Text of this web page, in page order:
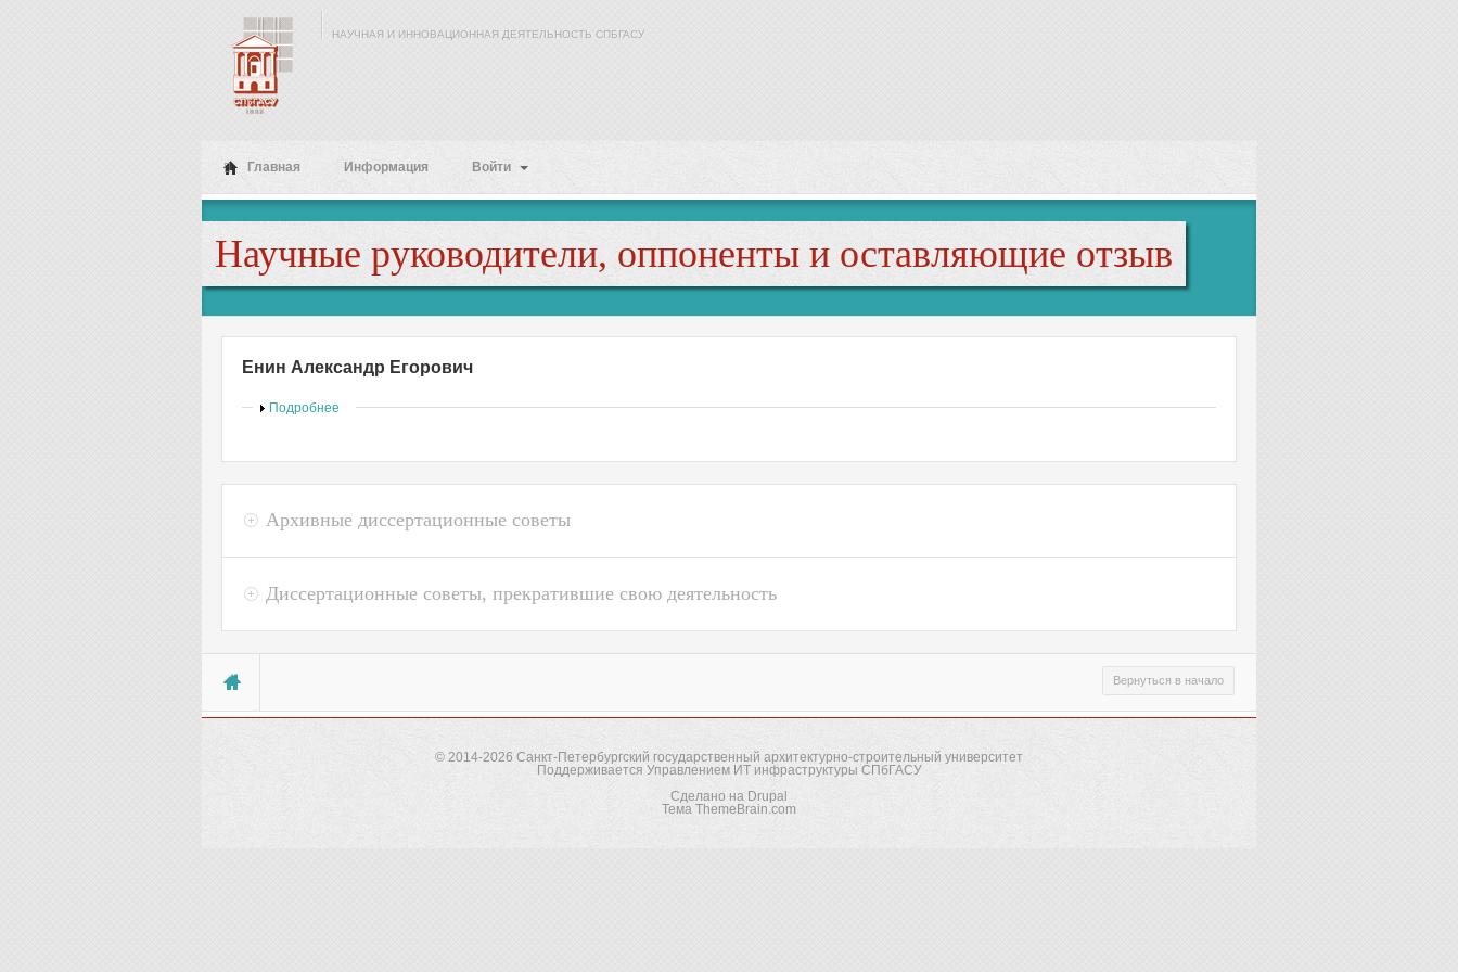
НАУЧНАЯ И ИННОВАЦИОННАЯ ДЕЯТЕЛЬНОСТЬ СПБГАСУ
Главная Информация Войти
Научные руководители, оппоненты и оставляющие отзыв
Енин Александр Егорович
Показать
Подробнее
Архивные диссертационные советы
Диссертационные советы, прекратившие свою деятельность
Вы здесь Вернуться в начало
© 2014-2026 Санкт-Петербургский государственный архитектурно-строительный университет
Поддерживается Управлением ИТ инфраструктуры СПбГАСУ
Сделано на Drupal
Тема ThemeBrain.com